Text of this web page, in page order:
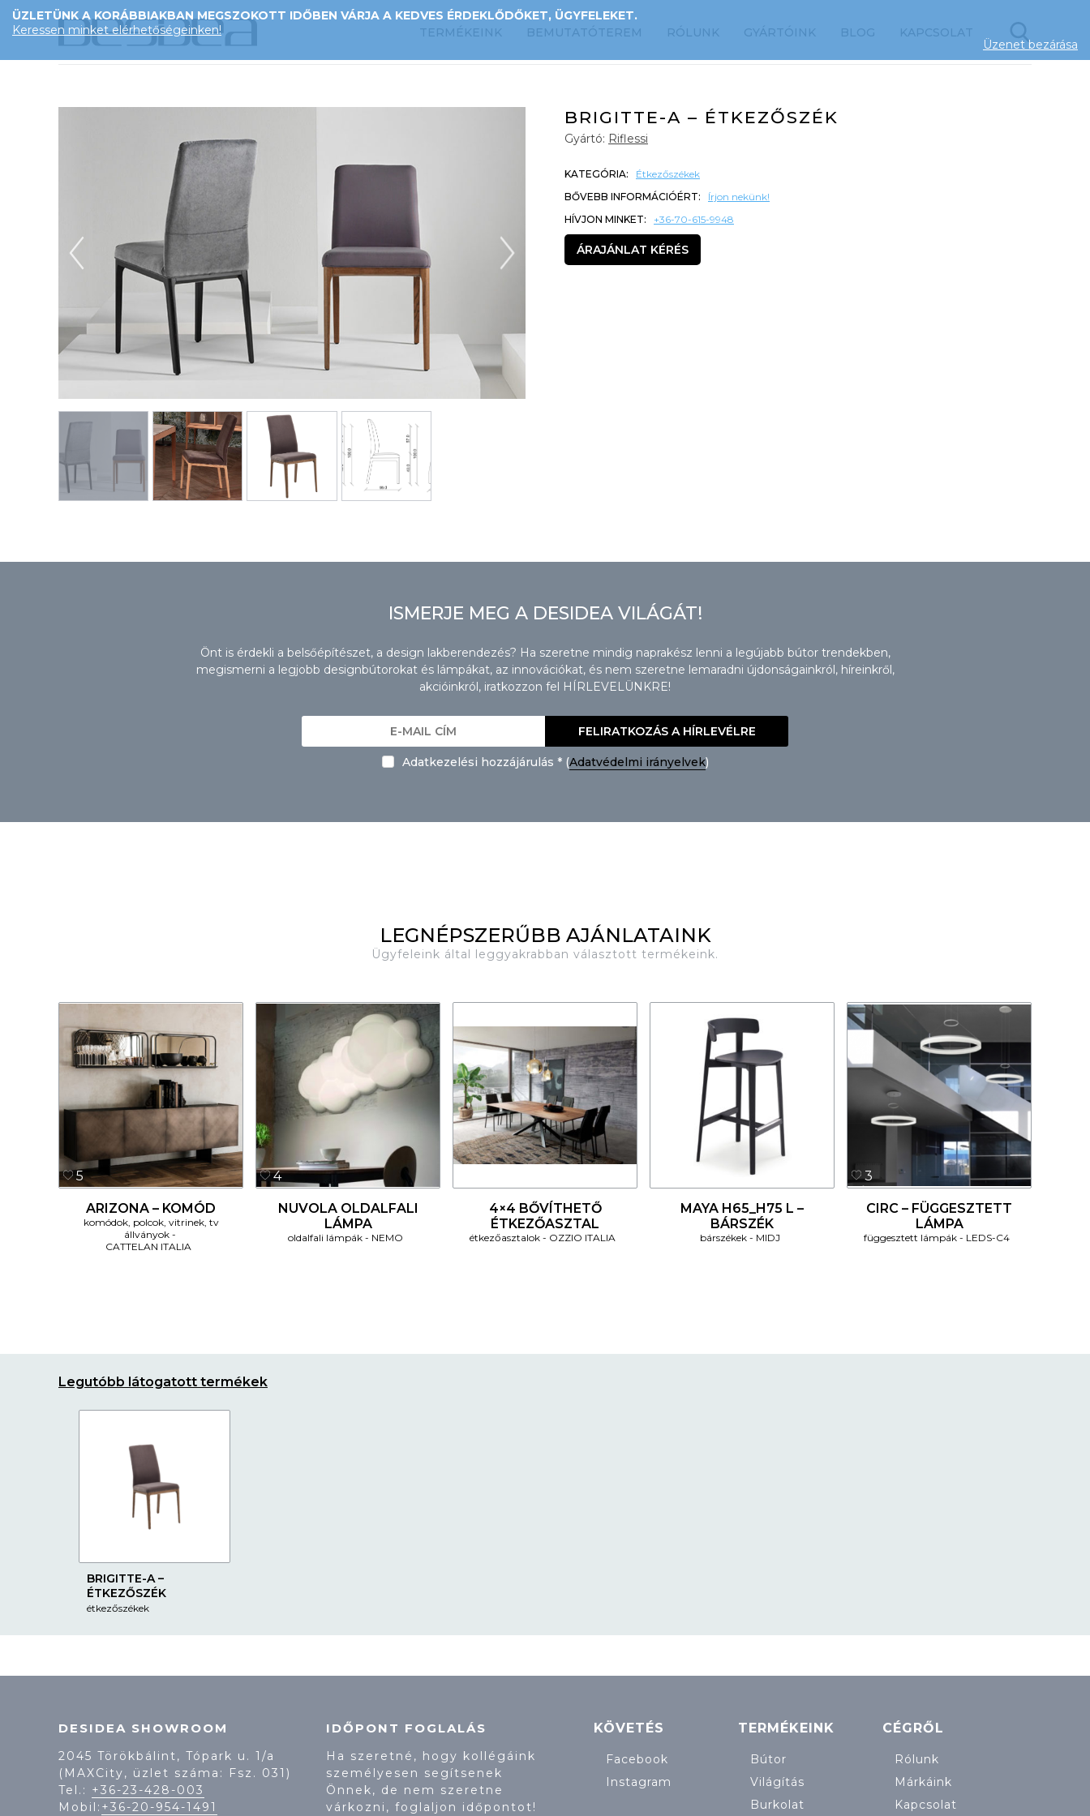
ÜZLETÜNK A KORÁBBIAKBAN MEGSZOKOTT IDŐBEN VÁRJA A KEDVES ÉRDEKLŐDŐKET, ÜGYFELEKET.
Keressen minket elérhetőségeinken!
Üzenet bezárása
TERMÉKEINK BEMUTATÓTEREM RÓLUNK GYÁRTÓINK BLOG KAPCSOLAT
BRIGITTE-A – ÉTKEZŐSZÉK
Gyártó: Riflessi
KATEGÓRIA:
Étkezőszékek
BŐVEBB INFORMÁCIÓÉRT:
Írjon nekünk!
HÍVJON MINKET:
+36-70-615-9948
ÁRAJÁNLAT KÉRÉS
ISMERJE MEG A DESIDEA VILÁGÁT!
Önt is érdekli a belsőépítészet, a design lakberendezés? Ha szeretne mindig naprakész lenni a legújabb bútor trendekben,
megismerni a legjobb designbútorokat és lámpákat, az innovációkat, és nem szeretne lemaradni újdonságainkról, híreinkről,
akcióinkról, iratkozzon fel HÍRLEVELÜNKRE!
FELIRATKOZÁS A HÍRLEVÉLRE
Adatkezelési hozzájárulás * (Adatvédelmi irányelvek)
LEGNÉPSZERŰBB AJÁNLATAINK
Ügyfeleink által leggyakrabban választott termékeink.
5
ARIZONA – KOMÓD
komódok, polcok, vitrinek, tv
állványok
CATTELAN ITALIA
4
NUVOLA OLDALFALI
LÁMPA
oldalfali lámpák NEMO
4×4 BŐVÍTHETŐ
ÉTKEZŐASZTAL
étkezőasztalok OZZIO ITALIA
MAYA H65_H75 L –
BÁRSZÉK
bárszékek MIDJ
3
CIRC – FÜGGESZTETT
LÁMPA
függesztett lámpák LEDS-C4
Legutóbb látogatott termékek
BRIGITTE-A –
ÉTKEZŐSZÉK
étkezőszékek
DESIDEA SHOWROOM
2045 Törökbálint, Tópark u. 1/a
(MAXCity, üzlet száma: Fsz. 031)
Tel.: +36-23-428-003
Mobil: +36-20-954-1491
IDŐPONT FOGLALÁS
Ha szeretné, hogy kollégáink
személyesen segítsenek
Önnek, de nem szeretne
várkozni, foglaljon időpontot!
KÖVETÉS
Facebook
Instagram
TERMÉKEINK
Bútor
Világítás
Burkolat
CÉGRŐL
Rólunk
Márkáink
Kapcsolat